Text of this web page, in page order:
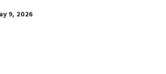
9, 2026